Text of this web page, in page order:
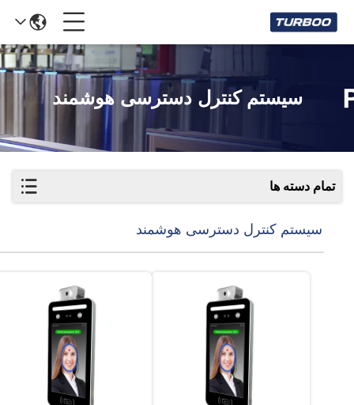
سیستم کنترل دسترسی هوشمند
تمام دسته ها
سیستم کنترل دسترسی هوشمند